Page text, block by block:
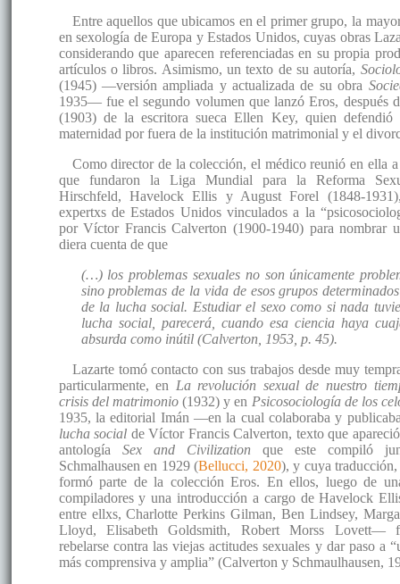
Entre aquellos que ubicamos en el primer grupo, la
en sexología de Europa y Estados Unidos, cuyas obras
considerando que aparecen referenciadas en su propia
artículos o libros. Asimismo, un texto de su autoría,
(1945) —versión ampliada y actualizada de su obra
1935— fue el segundo volumen que lanzó Eros, después
(1903) de la escritora sueca Ellen Key, quien defendió
maternidad por fuera de la institución matrimonial y el
Como director de la colección, el médico reunió en ella
que fundaron la Liga Mundial para la Reforma
Hirschfeld, Havelock Ellis y August Forel (1848-
expertxs de Estados Unidos vinculados a la
por Víctor Francis Calverton (1900-1940) para nombrar
diera cuenta de que
(…) los problemas sexuales no son únicamente
sino problemas de la vida de esos grupos
de la lucha social. Estudiar el sexo como si nada
lucha social, parecerá, cuando esa ciencia haya
absurda como inútil (Calverton, 1953, p. 45).
Lazarte tomó contacto con sus trabajos desde muy
particularmente, en La revolución sexual de nuestro
crisis del matrimonio(1932) y en Psicosociología de los
1935, la editorial Imán —en la cual colaboraba y
lucha social de Víctor Francis Calverton, texto que
antología Sex and Civilization que este compiló
Schmalhausen en 1929 (Bellucci, 2020), y cuya
formó parte de la colección Eros. En ellos, luego de
compiladores y una introducción a cargo de Havelock
entre ellxs, Charlotte Perkins Gilman, Ben Lindsey,
Lloyd, Elisabeth Goldsmith, Robert Morss Lovett—
rebelarse contra las viejas actitudes sexuales y dar paso a
más comprensiva y amplia” (Calverton y Schmaulhausen,